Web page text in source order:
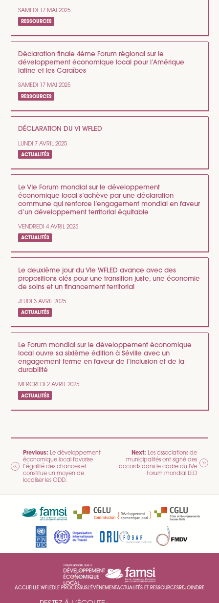
SAMEDI 17 MAI 2025
RESSOURCES
Déclaration finale 4ème Forum régional sur le
développement économique local pour l’Amérique
latine et les Caraïbes
SAMEDI 17 MAI 2025
RESSOURCES
DÉCLARATION DU VI WFLED
LUNDI 7 AVRIL 2025
ACTUALITÉS
Le VIe Forum mondial sur le développement
économique local s’achève par une déclaration
commune qui renforce l’engagement mondial en faveur
d’un développement territorial équitable
VENDREDI 4 AVRIL 2025
ACTUALITÉS
Le deuxième jour du VIe WFLED avance avec des
propositions clés pour une transition juste, une économie
de soins et un financement territorial
JEUDI 3 AVRIL 2025
ACTUALITÉS
Le Forum mondial sur le développement économique
local ouvre sa sixième édition à Séville avec un
engagement ferme en faveur de l’inclusion et de la
durabilité
MERCREDI 2 AVRIL 2025
ACTUALITÉS
NAVIGATION
DE
L’ARTICLE
Previous: Le développement
économique local favorise
l’égalité des chances et
constitue un moyen de
localiser les ODD.
Next: Les associations de
municipalités ont signé des
accords dans le cadre du IVe
Forum mondial LED
ACCUEILLE WFLEDLE PROCESSUSL'ÉVÉNEMENTACTUALITÉS ET RESSOURCESREJOINDRE